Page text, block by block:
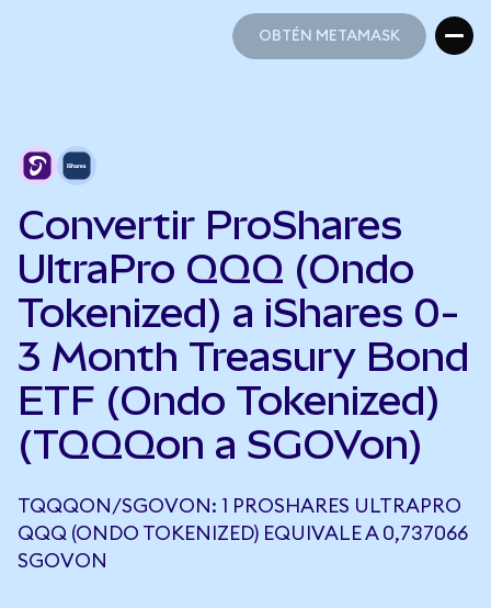
OBTÉN METAMASK
Convertir ProShares
UltraPro QQQ (Ondo
Tokenized) a iShares 0-
3 Month Treasury Bond
ETF (Ondo Tokenized)
(TQQQon a SGOVon)
TQQQON/SGOVON: 1 PROSHARES ULTRAPRO
QQQ (ONDO TOKENIZED) EQUIVALE A 0,737066
SGOVON